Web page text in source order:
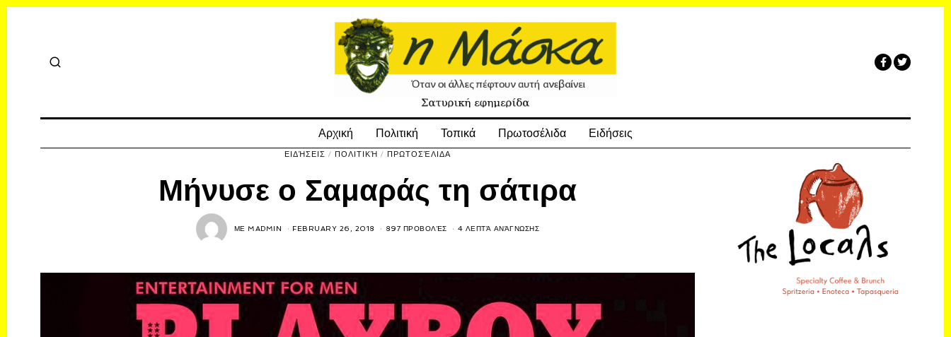
Αρχική Πολιτική Τοπικά Πρωτοσέλιδα Ειδήσεις
ΕΙΔΉΣΕΙΣ / ΠΟΛΙΤΙΚΉ / ΠΡΩΤΟΣΈΛΙΔΑ
Μήνυσε ο Σαμαράς τη σάτιρα
ΜΕ MADMIN FEBRUARY 26, 2018 897 ΠΡΟΒΟΛΈΣ 4 ΛΕΠΤΆ ΑΝΆΓΝΩΣΗΣ